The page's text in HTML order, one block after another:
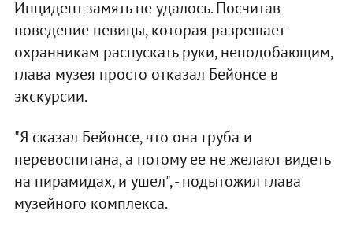
Инцидент замять не удалось. Посчитав
поведение певицы, которая разрешает
охранникам распускать руки, неподобающим,
глава музея просто отказал Бейонсе в
экскурсии.
"Я сказал Бейонсе, что она груба и
перевоспитана, а потому ее не желают видеть
на пирамидах, и ушел", - подытожил глава
музейного комплекса.